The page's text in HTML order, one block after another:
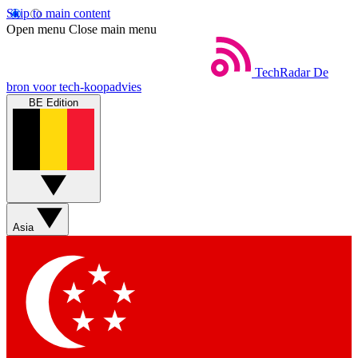
Skip to main content
Open menu Close main menu
TechRadar De
bron voor tech-koopadvies
BE Edition
Asia